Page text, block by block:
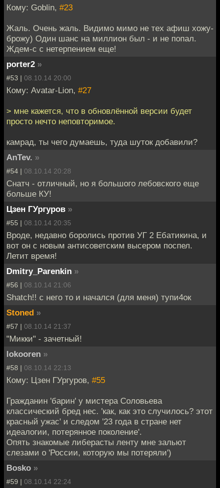
Кому: Goblin, #23
Жаль. Очень жаль. Видимо мимо не тех афиш хожу-
брожу) Один шанс на миллион был - и не попал.
Ждем-с с нетерпением еще!
porter2 »
#53 | 08.10.14 20:00
Кому: Avatar-Lion, #27
> мне кажется, что в обновлённой версии будет
просто нечто неповторимое.
камрад, ты чего думаешь, туда шуток добавили?
AnTev. »
#54 | 08.10.14 20:28
Снатч - отличный, но я большого лебовского еще
больше КУ!
Цзен ГУргуров »
#55 | 08.10.14 20:35
Вроде, недавно боролись против УГ 2 Ебатикина, и
вот он с новым антисоветским высером поспел.
Летит время!
Dmitry_Parenkin »
#56 | 08.10.14 21:06
Shatch!! с него то и начался (для меня) тупи4ок
Stoned »
#57 | 08.10.14 21:37
"Микки" - зачетный!
lokooren »
#58 | 08.10.14 22:13
Кому: Цзен ГУргуров, #55
Гражданин 'барин' у мистера Соловьева
классический бред нес. 'как, как это случилось? этот
красный ужас' и следом '23 года в стране нет
идеалогии, потерянное поколение'.
Опять знакомые либерасты ленту мне зальют
слезами о 'России, которую мы потеряли')
Bosko »
#59 | 08.10.14 22:24